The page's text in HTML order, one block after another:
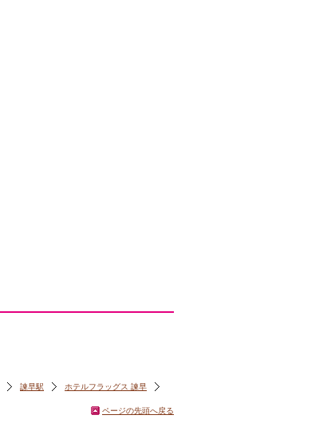
諫早駅
ホテルフラッグス 諫早
ページの先頭へ戻る